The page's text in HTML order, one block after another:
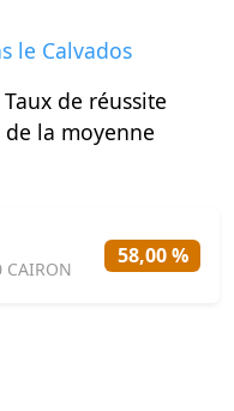
le Calvados
Taux de réussite
de la moyenne
CAIRON
58,00 %